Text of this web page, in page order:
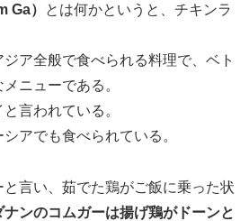
Ga）
とは何かというと、チキンラ
ア全般で食べられる料理で、ベト
ニューである。
言われている。
アでも食べられている。
言い、茹でた鶏がご飯に乗った状
ナンのコムガーは揚げ鶏がドーンと